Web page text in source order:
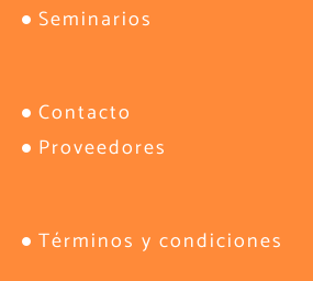
Seminarios
Contacto
Proveedores
Términos y condiciones